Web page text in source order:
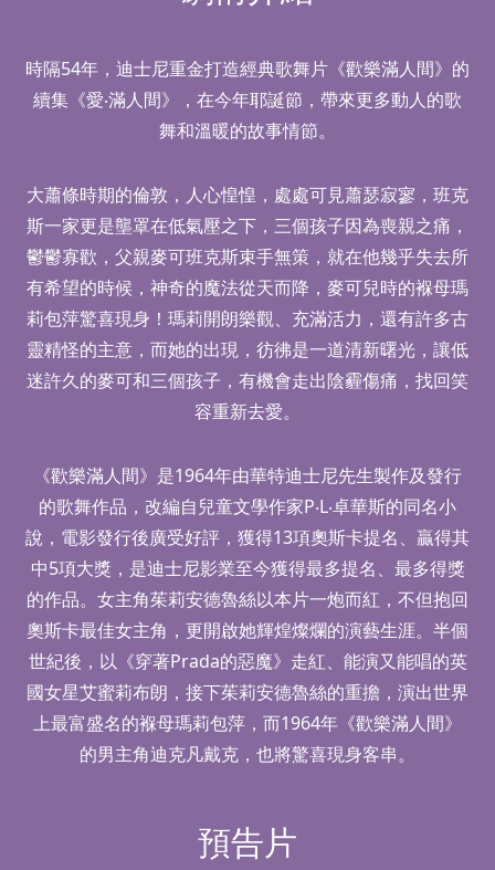
時隔54年，迪士尼重金打造經典歌舞片《歡樂滿人間》的
續集《愛‧滿人間》，在今年耶誕節，帶來更多動人的歌
舞和溫暖的故事情節。
大蕭條時期的倫敦，人心惶惶，處處可見蕭瑟寂寥，班克
斯一家更是壟罩在低氣壓之下，三個孩子因為喪親之痛，
鬱鬱寡歡，父親麥可班克斯束手無策，就在他幾乎失去所
有希望的時候，神奇的魔法從天而降，麥可兒時的褓母瑪
莉包萍驚喜現身！瑪莉開朗樂觀、充滿活力，還有許多古
靈精怪的主意，而她的出現，彷彿是一道清新曙光，讓低
迷許久的麥可和三個孩子，有機會走出陰霾傷痛，找回笑
容重新去愛。
《歡樂滿人間》是1964年由華特迪士尼先生製作及發行
的歌舞作品，改編自兒童文學作家P‧L‧卓華斯的同名小
說，電影發行後廣受好評，獲得13項奧斯卡提名、贏得其
中5項大獎，是迪士尼影業至今獲得最多提名、最多得獎
的作品。女主角茱莉安德魯絲以本片一炮而紅，不但抱回
奧斯卡最佳女主角，更開啟她輝煌燦爛的演藝生涯。半個
世紀後，以《穿著Prada的惡魔》走紅、能演又能唱的英
國女星艾蜜莉布朗，接下茱莉安德魯絲的重擔，演出世界
上最富盛名的褓母瑪莉包萍，而1964年《歡樂滿人間》
的男主角迪克凡戴克，也將驚喜現身客串。
預告片